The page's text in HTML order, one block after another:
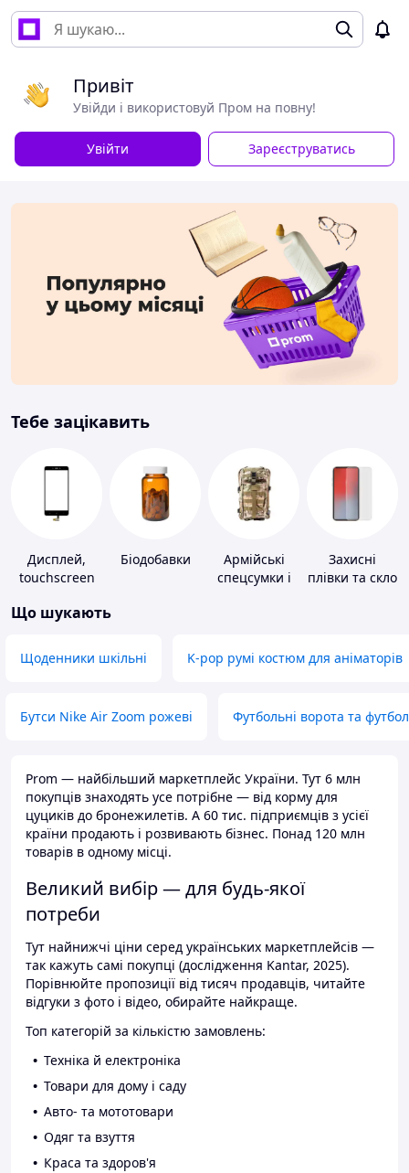
Привіт
Увійди і використовуй Пром на повну!
Увійти Зареєструватись
Тебе зацікавить
Дисплей,
touchscreen
Біодобавки
Армійські
спецсумки і
Захисні
плівки та скло
Що шукають
Щоденники шкільні K-pop румі костюм для аніматорів
Бутси Nike Air Zoom рожеві Футбольні ворота та
Prom — найбільший маркетплейс України. Тут 6 млн
покупців знаходять усе потрібне — від корму для
цуциків до бронежилетів. А 60 тис. підприємців з усієї
країни продають і розвивають бізнес. Понад 120 млн
товарів в одному місці.
Великий вибір — для будь-якої
потреби
Тут найнижчі ціни серед українських маркетплейсів —
так кажуть самі покупці (дослідження Kantar, 2025).
Порівнюйте пропозиції від тисяч продавців, читайте
відгуки з фото і відео, обирайте найкраще.
Топ категорій за кількістю замовлень:
Техніка й електроніка
Товари для дому і саду
Авто- та мототовари
Одяг та взуття
Краса та здоров'я